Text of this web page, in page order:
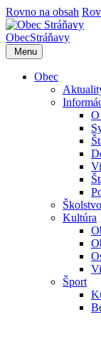
Rovno na obsah
ObecStráňavy
Menu
Obec
O
Školstvo
Kultúra
Šport